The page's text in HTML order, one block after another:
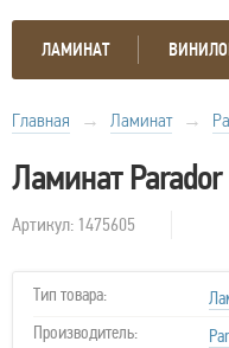
ЛАМИНАТ
Главная → Ламинат →
Ламинат
Артикул: 1475605
Тип товара:
Производитель: